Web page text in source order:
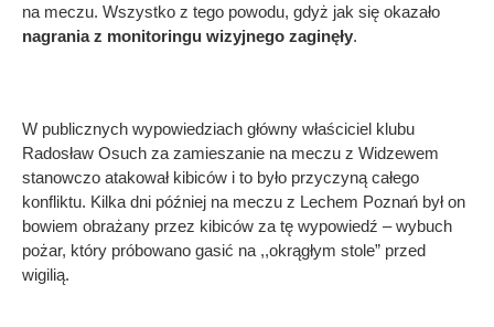
na meczu. Wszystko z tego powodu, gdyż jak się okazało
nagrania z monitoringu wizyjnego zaginęły.
W publicznych wypowiedziach główny właściciel klubu
Radosław Osuch za zamieszanie na meczu z Widzewem
stanowczo atakował kibiców i to było przyczyną całego
konfliktu. Kilka dni później na meczu z Lechem Poznań był on
bowiem obrażany przez kibiców za tę wypowiedź – wybuch
pożar, który próbowano gasić na ,,okrągłym stole” przed
wigilią.